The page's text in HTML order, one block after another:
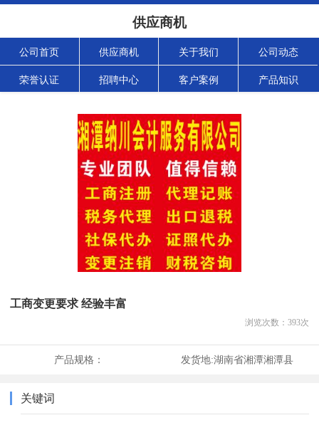
供应商机
公司首页 供应商机 关于我们 公司动态
荣誉认证 招聘中心 客户案例 产品知识
工商变更要求 经验丰富
浏览次数： 393次
产品规格： 发货地:湖南省湘潭湘潭县
关键词